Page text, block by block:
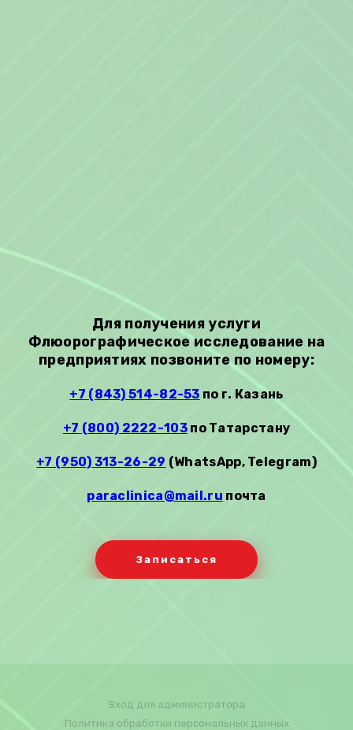
Для получения услуги
Флюорографическое исследование на
предприятиях позвоните по номеру:
+7 (843) 514-82-53 по г. Казань
+7 (800) 2222-103по Татарстану
+7 (950) 313-26-29 (WhatsApp, Telegram)
paraclinica@mail.ru почта
Записаться
Вход для администратора
Политика обработки персональных данных